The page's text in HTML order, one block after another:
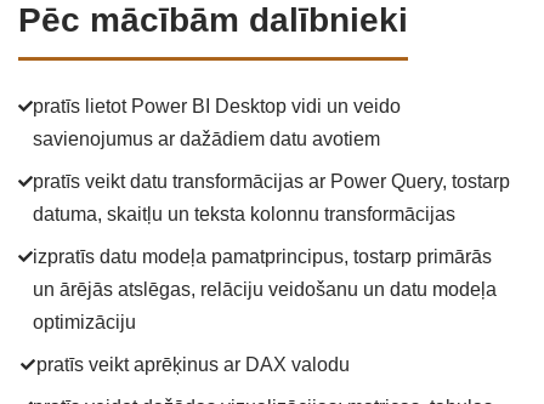
Pēc mācībām dalībnieki
pratīs lietot Power BI Desktop vidi un veido
savienojumus ar dažādiem datu avotiem
pratīs veikt datu transformācijas ar Power Query, tostarp
datuma, skaitļu un teksta kolonnu transformācijas
izpratīs datu modeļa pamatprincipus, tostarp primārās
un ārējās atslēgas, relāciju veidošanu un datu modeļa
optimizāciju
pratīs veikt aprēķinus ar DAX valodu